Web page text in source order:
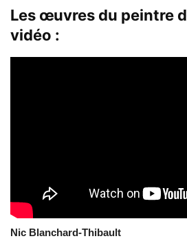
Les œuvres du peintre
vidéo :
Nic Blanchard-Thibault